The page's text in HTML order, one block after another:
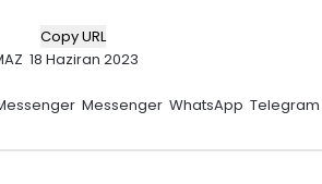
Copy URL
Bir
posta
18 Haziran 2023
Messenger WhatsApp Telegram